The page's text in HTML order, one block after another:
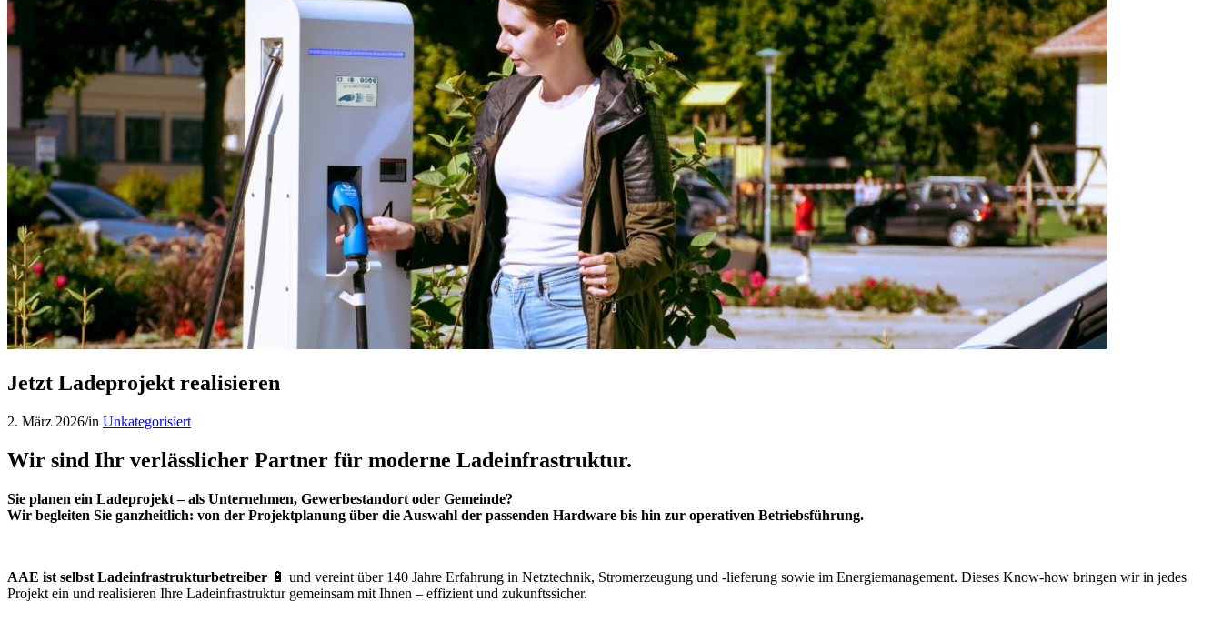
Jetzt Ladeprojekt realisieren
2. März 2026/in Unkategorisiert
Wir sind Ihr verlässlicher Partner für moderne Ladeinfrastruktur.
Sie planen ein Ladeprojekt – als Unternehmen, Gewerbestandort oder Gemeinde?
Wir begleiten Sie ganzheitlich: von der Projektplanung über die Auswahl der passenden Hardware bis hin zur operativen Betriebsführung.
AAE ist selbst Ladeinfrastrukturbetreiber 🔋 und vereint über 140 Jahre Erfahrung in Netztechnik, Stromerzeugung und ‑lieferung sowie im Energiemanagement. Dieses Know-how bringen wir in jedes
Projekt ein und realisieren Ihre Ladeinfrastruktur gemeinsam mit Ihnen – effizient und zukunftssicher.